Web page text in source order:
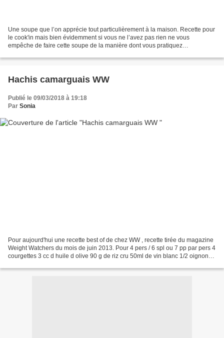
Une soupe que l’on apprécie tout particulièrement à la maison. Recette pour
le cook'in mais bien évidemment si vous ne l’avez pas rien ne vous
empêche de faire cette soupe de la manière dont vous pratiquez
Hachis camarguais WW
Publié le 09/03/2018 à 19:18
Par Sonia
Pour aujourd'hui une recette best of de chez WW , recette tirée du magazine
Weight Watchers du mois de juin 2013. Pour 4 pers / 6 spl ou 7 pp par pers 4
courgettes 3 cc d huile d olive 90 g de riz cru 50ml de vin blanc 1/2 oignon